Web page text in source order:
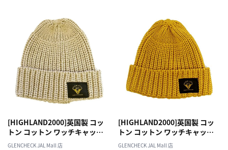
[HIGHLAND2000]英国製 コッ
トン コットン ワッチキャップ
ベージュ [ネコポス便出荷]
GLENCHECK JAL Mall 店
[HIGHLAND2000]英国製 コッ
トン コットン ワッチキャップ
イエロー [ネコポス便出荷]
GLENCHECK JAL Mall 店